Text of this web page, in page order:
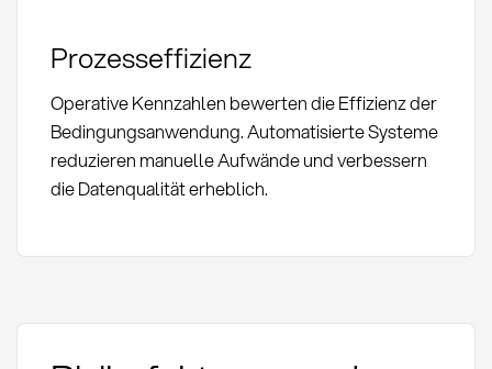
Prozesseffizienz
Operative Kennzahlen bewerten die Effizienz der
Bedingungsanwendung. Automatisierte Systeme
reduzieren manuelle Aufwände und verbessern
die Datenqualität erheblich.